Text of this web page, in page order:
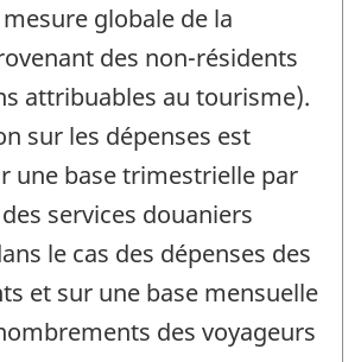
globale de la
des non-résidents
attribuables au tourisme).
sur les dépenses est
une base trimestrielle par
services douaniers
le cas des dépenses des
et sur une base mensuelle
des voyageurs